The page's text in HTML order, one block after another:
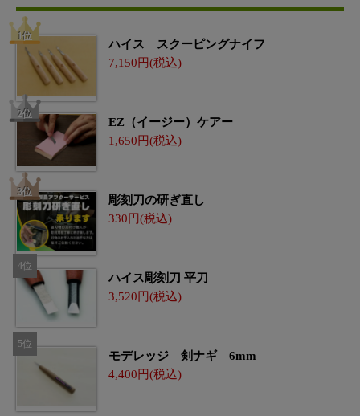
ハイス スクーピングナイフ
7,150
EZ（イージー）ケアー
1,650
彫刻刀の研ぎ直し
330
ハイス彫刻刀 平刀
3,520
モデレッジ 剣ナギ 6mm
4,400